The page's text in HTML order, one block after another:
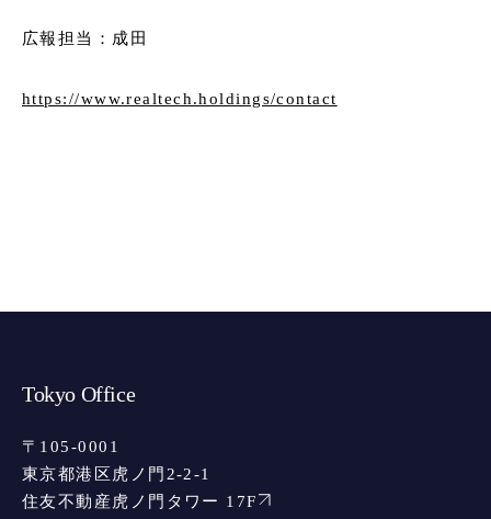
広報担当：成田
https://www.realtech.holdings/contact
Tokyo Office
〒105-0001
東京都港区虎ノ門2-2-1
住友不動産虎ノ門タワー 17F